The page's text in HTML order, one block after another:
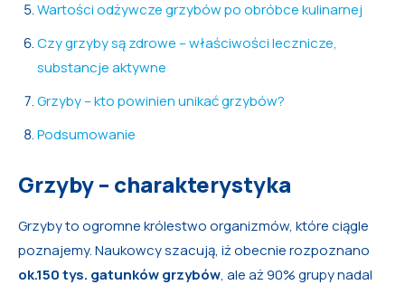
Wartości odżywcze grzybów po obróbce kulinarnej
Czy grzyby są zdrowe – właściwości lecznicze,
substancje aktywne
Grzyby – kto powinien unikać grzybów?
Podsumowanie
Grzyby – charakterystyka
Grzyby to ogromne królestwo organizmów, które ciągle
poznajemy. Naukowcy szacują, iż obecnie rozpoznano
ok.150 tys. gatunków grzybów, ale aż 90% grupy nadal